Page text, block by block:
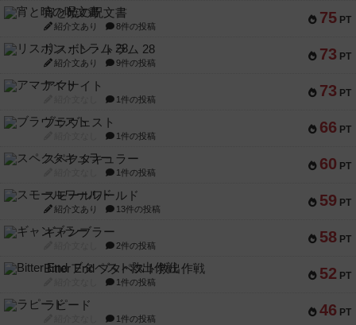
75 PT
宵と暁の呪文書
紹介文あり 8件の投稿
73 PT
リスボン・トラム 28
紹介文あり 9件の投稿
73 PT
アマナイト
1件の投稿
66 PT
ブラヴェスト
1件の投稿
60 PT
スペクタキュラー
1件の投稿
59 PT
スモールワールド
紹介文あり 13件の投稿
58 PT
ギャンブラー
2件の投稿
52 PT
Bitter End ブタペスト救出作戦
1件の投稿
46 PT
ラピード
1件の投稿